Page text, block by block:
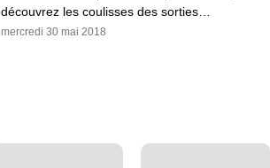
découvrez les coulisses des sorties…
mercredi 30 mai 2018